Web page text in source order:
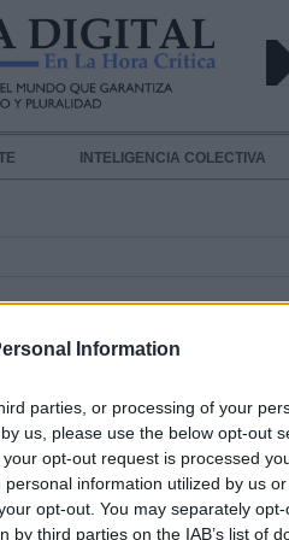
Information
parties, or processing of your
us, please use the below opt-out
opt-out request is processed
information utilized by us
opt-out. You may separately
third parties on the IAB’s list of
INTELIGENCIA COLECTIVA
ha puesto 307
semana del